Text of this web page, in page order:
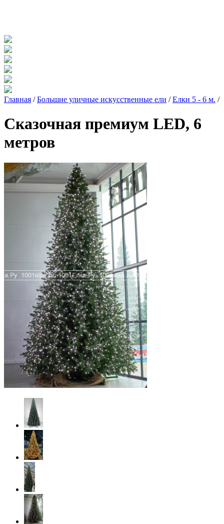
Главная / Большие уличные искусственные ели / Елки 5 - 6 м. /
Сказочная премиум LED, 6
метров